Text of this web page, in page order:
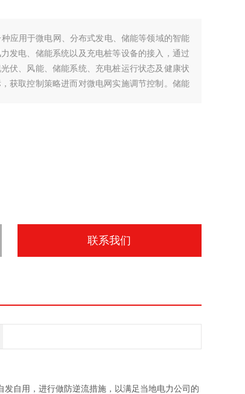
应用于微电网、分布式发电、储能等领域的智能
发电、储能系统以及充电桩等设备的接入，通过
伏、风能、储能系统、充电桩运行状态及健康状
获取控制策略进而对微电网实施调节控制。储能
联系我们
自用，进行做防逆流措施，以满足当地电力公司的